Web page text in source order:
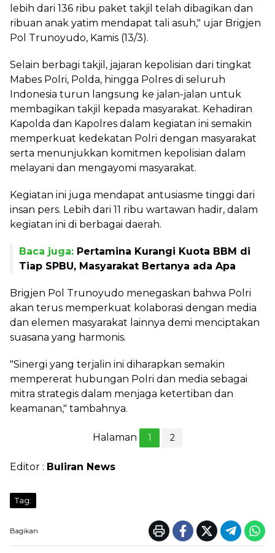
lebih dari 136 ribu paket takjil telah dibagikan dan
ribuan anak yatim mendapat tali asuh," ujar Brigjen
Pol Trunoyudo, Kamis (13/3).
Selain berbagi takjil, jajaran kepolisian dari tingkat
Mabes Polri, Polda, hingga Polres di seluruh
Indonesia turun langsung ke jalan-jalan untuk
membagikan takjil kepada masyarakat. Kehadiran
Kapolda dan Kapolres dalam kegiatan ini semakin
memperkuat kedekatan Polri dengan masyarakat
serta menunjukkan komitmen kepolisian dalam
melayani dan mengayomi masyarakat.
Kegiatan ini juga mendapat antusiasme tinggi dari
insan pers. Lebih dari 11 ribu wartawan hadir, dalam
kegiatan ini di berbagai daerah.
Baca juga: Pertamina Kurangi Kuota BBM di
Tiap SPBU, Masyarakat Bertanya ada Apa
Brigjen Pol Trunoyudo menegaskan bahwa Polri
akan terus memperkuat kolaborasi dengan media
dan elemen masyarakat lainnya demi menciptakan
suasana yang harmonis.
"Sinergi yang terjalin ini diharapkan semakin
mempererat hubungan Polri dan media sebagai
mitra strategis dalam menjaga ketertiban dan
keamanan," tambahnya.
Halaman 1 2
Editor : Buliran News
Tag:
Bagikan